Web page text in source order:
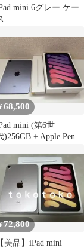
mini 6グレー ケー
68,500
mini (第6世
)256GB + Apple Pencil
72,800
【美品】iPad mini